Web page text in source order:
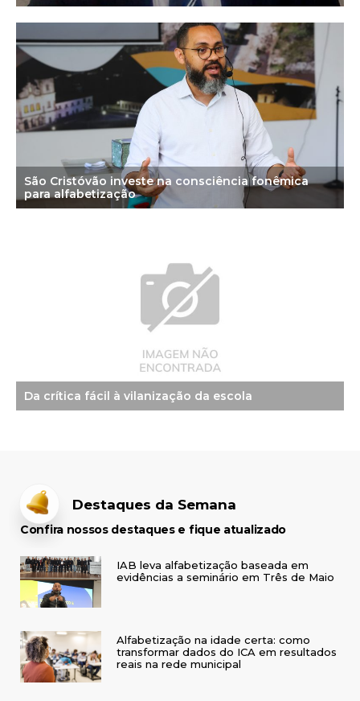
São Cristóvão investe na consciência fonêmica
para alfabetização
Da crítica fácil à vilanização da escola
Destaques da Semana
Confira nossos destaques e fique atualizado
IAB leva alfabetização baseada em
evidências a seminário em Três de Maio
Alfabetização na idade certa: como
transformar dados do ICA em resultados
reais na rede municipal